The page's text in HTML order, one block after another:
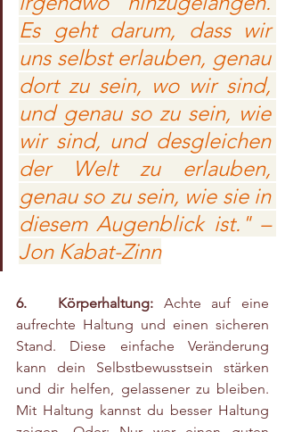
Es geht darum, dass wir
uns selbst erlauben, genau
dort zu sein, wo wir sind,
und genau so zu sein, wie
wir sind, und desgleichen
der Welt zu erlauben,
genau so zu sein, wie sie in
diesem Augenblick ist." –
Jon Kabat-Zinn
6.   Körperhaltung: Achte auf eine
aufrechte Haltung und einen sicheren
Stand. Diese einfache Veränderung
kann dein Selbstbewusstsein stärken
und dir helfen, gelassener zu bleiben.
Mit Haltung kannst du besser Haltung